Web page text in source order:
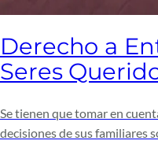
Derecho a
Seres
Se tienen que tomar en
decisiones de sus familiares